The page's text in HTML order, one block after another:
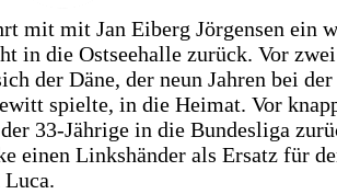
mit mit Jan Eiberg Jörgensen ein
in die Ostseehalle zurück. Vor
der Däne, der neun Jahren bei der
spielte, in die Heimat. Vor
33-Jährige in die Bundesliga
einen Linkshänder als Ersatz für